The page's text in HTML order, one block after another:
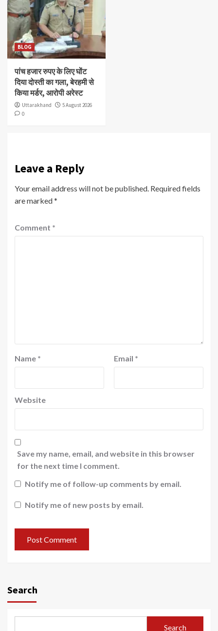
BLOG
पांच हजार रुपए के लिए घोंट
दिया दोस्ती का गला, बेरहमी से
किया मर्डर, आरोपी अरेस्ट
Uttarakhand
5 August 2026
0
Leave a Reply
Your email address will not be published. Required fields
are marked*
Comment *
Name * Email *
Website
Save my name, email, and website in this browser
for the next time I comment.
Notify me of follow-up comments by email.
Notify me of new posts by email.
Search
Search